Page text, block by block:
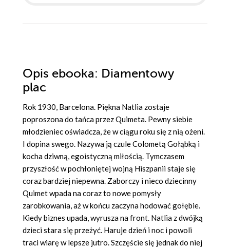
Opis ebooka: Diamentowy
plac
Rok 1930, Barcelona. Piękna Natlia zostaje
poproszona do tańca przez Quimeta. Pewny siebie
młodzieniec oświadcza, że w ciągu roku się z nią ożeni.
I dopina swego. Nazywa ją czule Colometą Gołąbką i
kocha dziwną, egoistyczną miłością. Tymczasem
przyszłość w pochłoniętej wojną Hiszpanii staje się
coraz bardziej niepewna. Zaborczy i nieco dziecinny
Quimet wpada na coraz to nowe pomysły
zarobkowania, aż w końcu zaczyna hodować gołębie.
Kiedy biznes upada, wyrusza na front. Natlia z dwójką
dzieci stara się przeżyć. Haruje dzień i noc i powoli
traci wiarę w lepsze jutro. Szczęście się jednak do niej